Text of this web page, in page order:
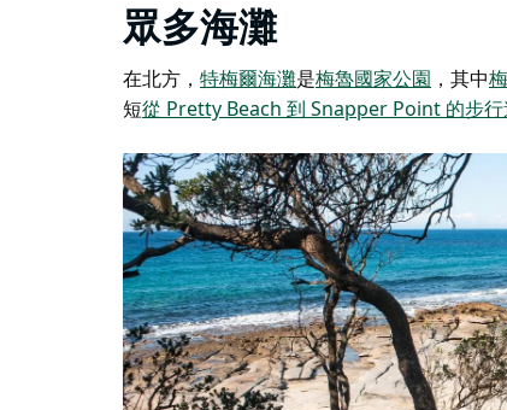
眾多海灘
在北方， 特梅爾海灘是梅魯國家公園 ， 其中
短從 Pretty Beach 到 Snapper Point 的步行